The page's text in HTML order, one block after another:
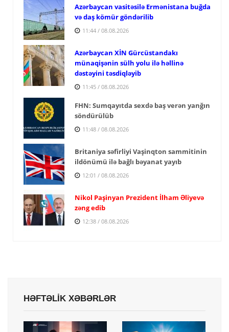
Azərbaycan vasitəsilə Ermənistana buğda
və daş kömür göndərilib
11:44 / 08.08.2026
Azərbaycan XİN Gürcüstandakı
münaqişənin sülh yolu ilə həllinə
dəstəyini təsdiqləyib
11:45 / 08.08.2026
FHN: Sumqayıtda sexdə baş verən yanğın
söndürülüb
11:48 / 08.08.2026
Britaniya səfirliyi Vaşinqton sammitinin
ildönümü ilə bağlı bəyanat yayıb
12:01 / 08.08.2026
Nikol Paşinyan Prezident İlham Əliyevə
zəng edib
12:38 / 08.08.2026
HƏFTƏLİK XƏBƏRLƏR